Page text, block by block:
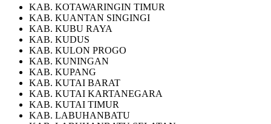
KAB. KOTAWARINGIN TIMUR
KAB. KUANTAN SINGINGI
KAB. KUBU RAYA
KAB. KUDUS
KAB. KULON PROGO
KAB. KUNINGAN
KAB. KUPANG
KAB. KUTAI BARAT
KAB. KUTAI KARTANEGARA
KAB. KUTAI TIMUR
KAB. LABUHANBATU